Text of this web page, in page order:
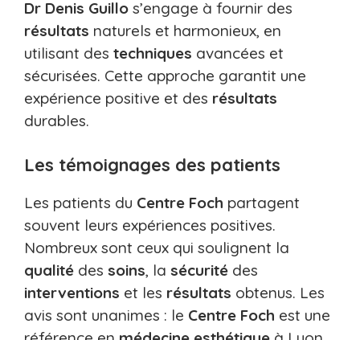
Dr Denis Guillo s’engage à fournir des
résultats naturels et harmonieux, en
utilisant des techniques avancées et
sécurisées. Cette approche garantit une
expérience positive et des résultats
durables.
Les témoignages des patients
Les patients du Centre Foch partagent
souvent leurs expériences positives.
Nombreux sont ceux qui soulignent la
qualité des soins, la sécurité des
interventions et les résultats obtenus. Les
avis sont unanimes : le Centre Foch est une